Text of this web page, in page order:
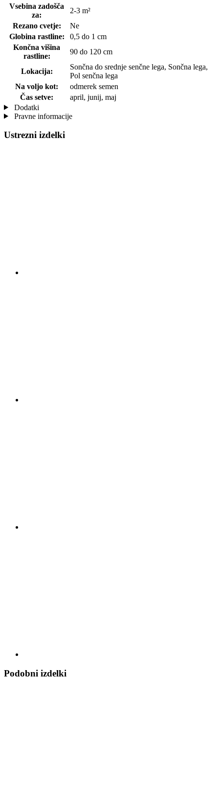
Vsebina zadošča
za:
2-3 m²
Rezano cvetje:
Ne
Globina rastline:
0,5 do 1 cm
Končna višina
rastline:
90 do 120 cm
Lokacija:
Sončna do srednje senčne lega, Sončna lega,
Pol senčna lega
Na voljo kot:
odmerek semen
Čas setve:
april, junij, maj
Dodatki
Pravne informacije
Ustrezni izdelki
Podobni izdelki